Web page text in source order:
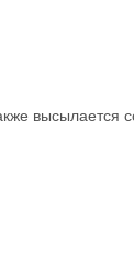
высылается